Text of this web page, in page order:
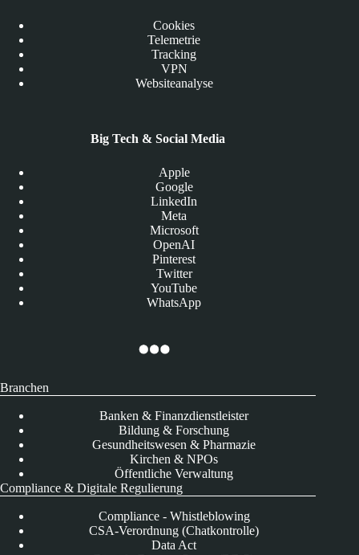
Cookies
Telemetrie
Tracking
VPN
Websiteanalyse
Big Tech & Social Media
Apple
Google
LinkedIn
Meta
Microsoft
OpenAI
Pinterest
Twitter
YouTube
WhatsApp
Branchen
Banken & Finanzdienstleister
Bildung & Forschung
Gesundheitswesen & Pharmazie
Kirchen & NPOs
Öffentliche Verwaltung
Compliance & Digitale Regulierung
Compliance - Whistleblowing
CSA-Verordnung (Chatkontrolle)
Data Act